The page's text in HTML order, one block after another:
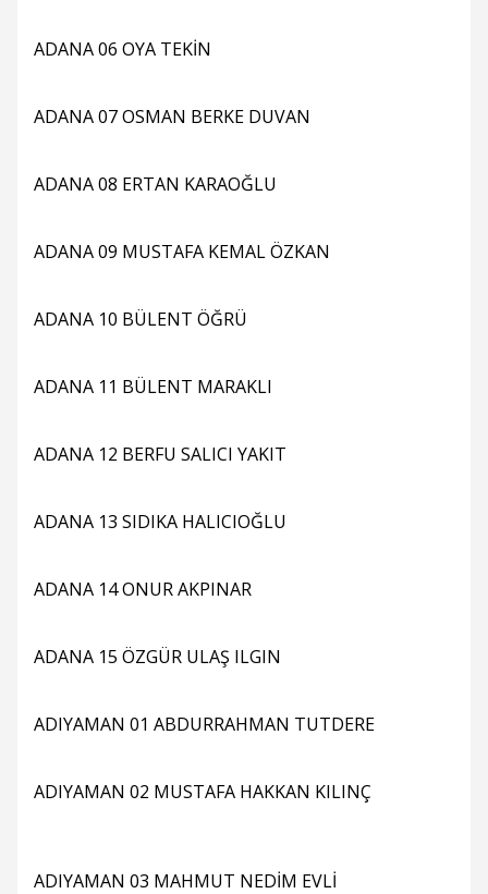
ADANA 06 OYA TEKİN
ADANA 07 OSMAN BERKE DUVAN
ADANA 08 ERTAN KARAOĞLU
ADANA 09 MUSTAFA KEMAL ÖZKAN
ADANA 10 BÜLENT ÖĞRÜ
ADANA 11 BÜLENT MARAKLI
ADANA 12 BERFU SALICI YAKIT
ADANA 13 SIDIKA HALICIOĞLU
ADANA 14 ONUR AKPINAR
ADANA 15 ÖZGÜR ULAŞ ILGIN
ADIYAMAN 01 ABDURRAHMAN TUTDERE
ADIYAMAN 02 MUSTAFA HAKKAN KILINÇ
ADIYAMAN 03 MAHMUT NEDİM EVLİ